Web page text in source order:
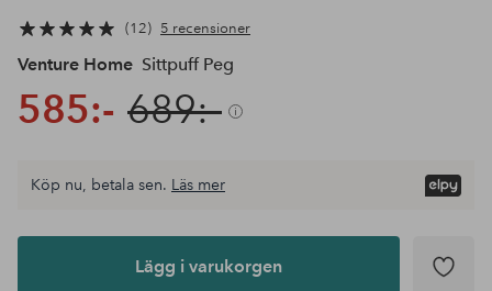
12 5 recensioner
Venture Home Sittpuff Peg
585:- 689:-
Lägg i
Köp nu, betala sen. Läs mer
Lägg i varukorgen